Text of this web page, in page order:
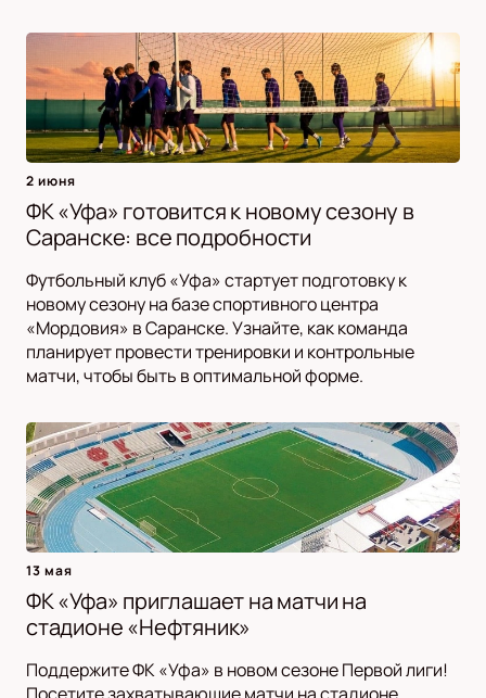
2 июня
ФК «Уфа» готовится к новому сезону в
Саранске: все подробности
Футбольный клуб «Уфа» стартует подготовку к
новому сезону на базе спортивного центра
«Мордовия» в Саранске. Узнайте, как команда
планирует провести тренировки и контрольные
матчи, чтобы быть в оптимальной форме.
13 мая
ФК «Уфа» приглашает на матчи на
стадионе «Нефтяник»
Поддержите ФК «Уфа» в новом сезоне Первой лиги!